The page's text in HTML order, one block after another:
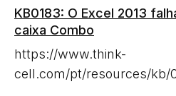
KB0183: O Excel 2013
caixa Combo
https://www.think-
cell.com/pt/resources/kb/